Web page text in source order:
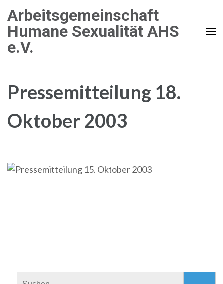
Inhalt
springen
(Enter
Arbeitsgemeinschaft
Humane Sexualität AHS
e.V.
Pressemitteilung 18.
Oktober 2003